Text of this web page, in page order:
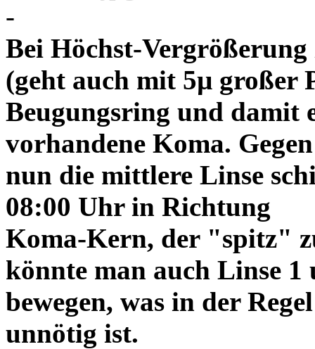
-
Bei Höchst-
(geht auch mit 5µ großer
Beugungsring und damit
vorhandene Koma.
nun die mittlere Linse
08:00 Uhr in Richtung
Koma-Kern, der "spitz"
könnte man auch Linse
bewegen, was in der Regel
unnötig ist.